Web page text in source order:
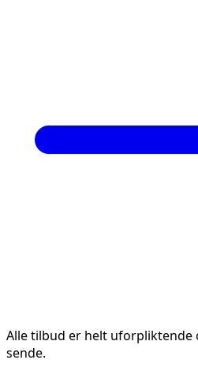
Alle tilbud er helt uforpliktende
sende.